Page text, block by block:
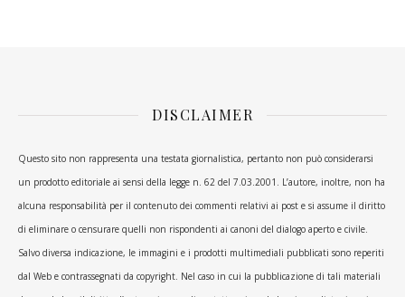
DISCLAIMER
Questo sito non rappresenta una testata giornalistica, pertanto non può considerarsi
un prodotto editoriale ai sensi della legge n. 62 del 7.03.2001. L’autore, inoltre, non ha
alcuna responsabilità per il contenuto dei commenti relativi ai post e si assume il diritto
di eliminare o censurare quelli non rispondenti ai canoni del dialogo aperto e civile.
Salvo diversa indicazione, le immagini e i prodotti multimediali pubblicati sono reperiti
dal Web e contrassegnati da copyright. Nel caso in cui la pubblicazione di tali materiali